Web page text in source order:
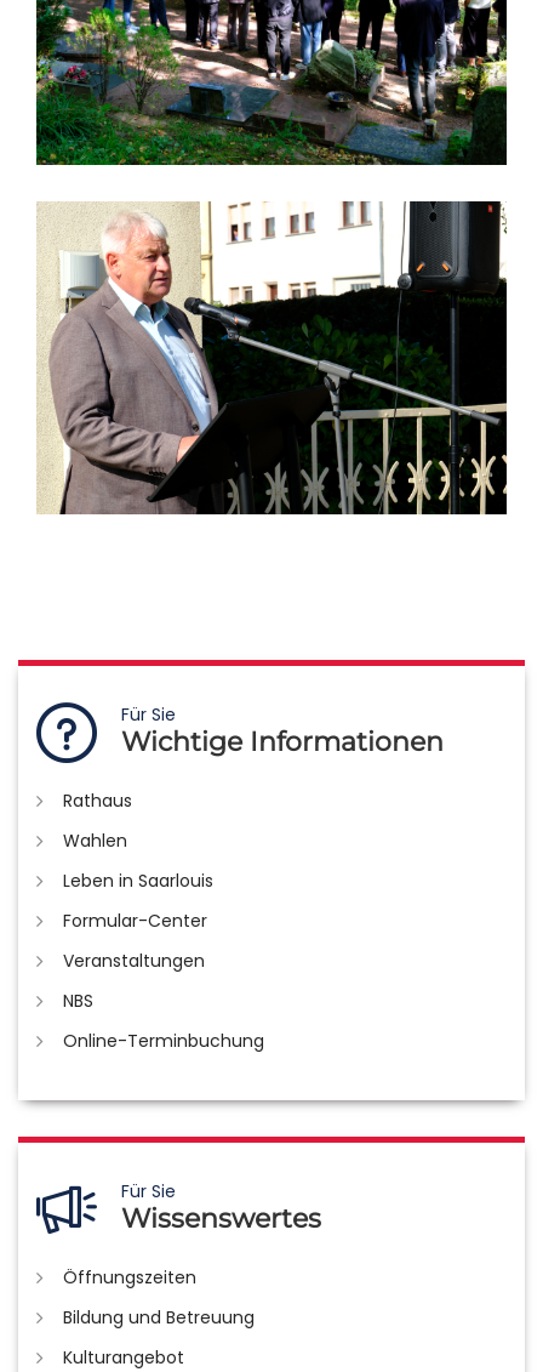
Für Sie
Wichtige Informationen
Rathaus
Wahlen
Leben in Saarlouis
Formular-Center
Veranstaltungen
NBS
Online-Terminbuchung
Für Sie
Wissenswertes
Öffnungszeiten
Bildung und Betreuung
Kulturangebot